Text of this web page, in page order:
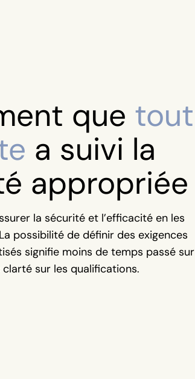
que tout
a suivi la
appropriée
la sécurité et l’efficacité en les
possibilité de définir des exigences
signifie moins de temps passé sur
sur les qualifications.